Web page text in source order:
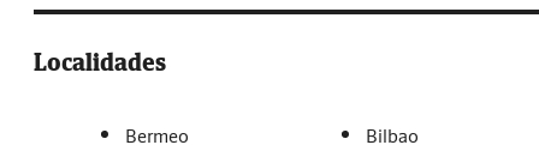
Localidades
Bermeo Bilbao